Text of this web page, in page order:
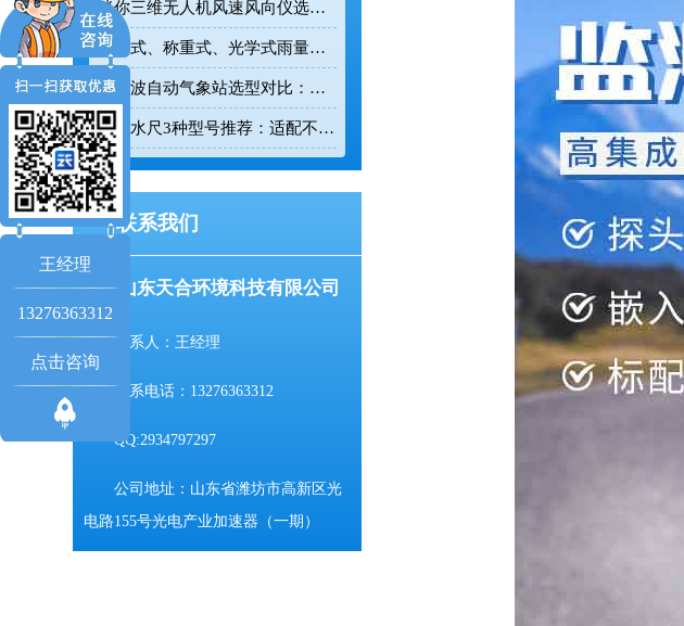
迷你三维无人机风速风向仪选型：云境天合TH-F1H助力空中风场监测
翻斗式、称重式、光学式雨量计精度大横评：哪种雨量计测量最准？
超声波自动气象站选型对比：云境天合 TH-CQX6 与天蔚 TW-CQX5 推荐
电子水尺3种型号推荐：适配不同水深监测场景
联系我们
山东天合环境科技有限公司
联系人：王经理
联系电话：13276363312
QQ:2934797297
公司地址：山东省潍坊市高新区光
电路155号光电产业加速器（一期）
王经理
13276363312
点击咨询